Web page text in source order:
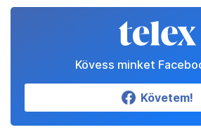
Kövess minket
Követem!